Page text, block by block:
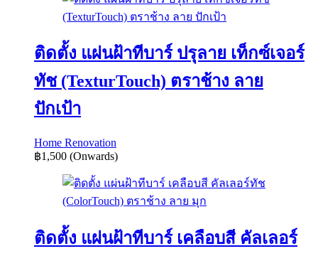
ติดตั้ง แผ่นฝ้าทีบาร์ ปรุลาย เท็กซ์เจอร์
ทัช (TexturTouch) ตราช้าง ลาย
ปักเป้า
Home Renovation
฿1,500 (Onwards)
ติดตั้ง แผ่นฝ้าทีบาร์ เคลือบสี คัลเลอร์